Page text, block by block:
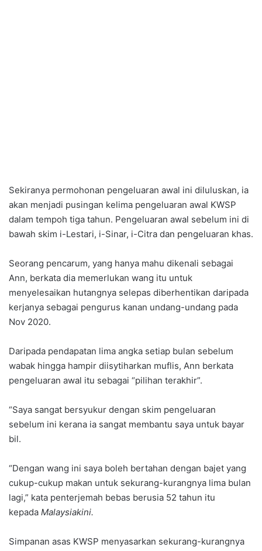
Sekiranya permohonan pengeluaran awal ini diluluskan, ia
akan menjadi pusingan kelima pengeluaran awal KWSP
dalam tempoh tiga tahun. Pengeluaran awal sebelum ini di
bawah skim i-Lestari, i-Sinar, i-Citra dan pengeluaran khas.
Seorang pencarum, yang hanya mahu dikenali sebagai
Ann, berkata dia memerlukan wang itu untuk
menyelesaikan hutangnya selepas diberhentikan daripada
kerjanya sebagai pengurus kanan undang-undang pada
Nov 2020.
Daripada pendapatan lima angka setiap bulan sebelum
wabak hingga hampir diisytiharkan muflis, Ann berkata
pengeluaran awal itu sebagai “pilihan terakhir”.
“Saya sangat bersyukur dengan skim pengeluaran
sebelum ini kerana ia sangat membantu saya untuk bayar
bil.
“Dengan wang ini saya boleh bertahan dengan bajet yang
cukup-cukup makan untuk sekurang-kurangnya lima bulan
lagi,” kata penterjemah bebas berusia 52 tahun itu
kepada Malaysiakini.
Simpanan asas KWSP menyasarkan sekurang-kurangnya